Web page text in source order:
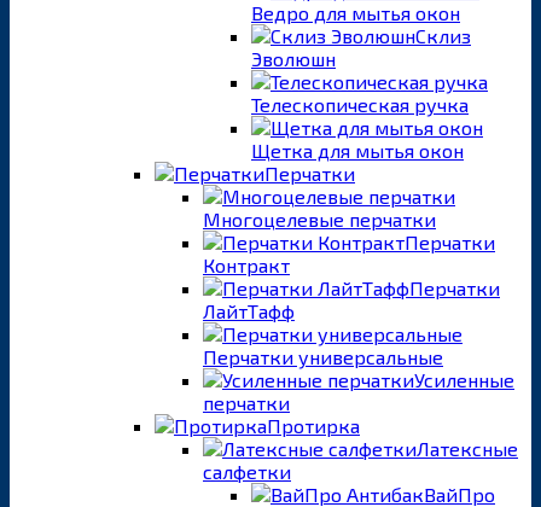
Ведро для мытья окон
Склиз
Эволюшн
Телескопическая ручка
Щетка для мытья окон
Перчатки
Многоцелевые перчатки
Перчатки
Контракт
Перчатки
ЛайтТафф
Перчатки универсальные
Усиленные
перчатки
Протирка
Латексные
салфетки
ВайПро